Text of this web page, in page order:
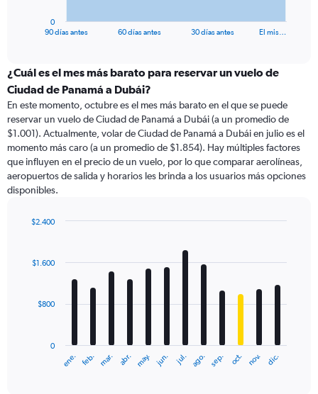
categories.
Range:
categories.
The
chart
has
1
Y
axis
values.
to
90 días antes 60 días antes 30 días antes El mis…
0
¿Cuál es el mes más barato para reservar un vuelo de
Ciudad de Panamá a Dubái?
En este momento, octubre es el mes más barato en el que se puede
reservar un vuelo de Ciudad de Panamá a Dubái (a un promedio de
$1.001). Actualmente, volar de Ciudad de Panamá a Dubái en julio es el
momento más caro (a un promedio de $1.854). Hay múltiples factores
que influyen en el precio de un vuelo, por lo que comparar aerolíneas,
aeropuertos de salida y horarios les brinda a los usuarios más opciones
disponibles.
with
12
The
ene. feb. mar. abr. may. jun. jul. ago. sep. oct. nov. dic.
0
$800
$1.600
$2.400